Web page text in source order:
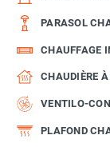
PARASOL
CHAUFFAGE
CHAUDIÈRE
VENTILO-
PLAFOND